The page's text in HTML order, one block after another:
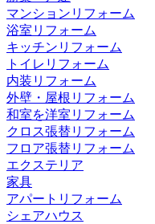
マンションリフォーム
浴室リフォーム
キッチンリフォーム
トイレリフォーム
内装リフォーム
外壁・屋根リフォーム
和室を洋室リフォーム
クロス張替リフォーム
フロア張替リフォーム
エクステリア
家具
アパートリフォーム
シェアハウス